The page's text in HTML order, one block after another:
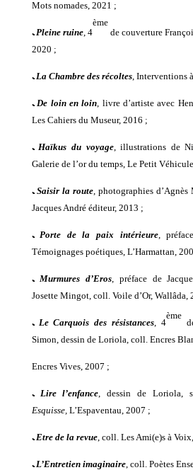
Mots nomades, 2021 ;
ﹳ Pleine ruine, 4
ème
de couverture
2020 ;
ﹳ La Chambre des récoltes, Interventions
ﹳ De loin en loin, livre d’artiste avec
Les Cahiers du Museur, 2016 ;
ﹳ Haïkus du voyage, illustrations de
Galerie de l’or du temps, Le Petit
ﹳ Saisir la route, photographies
Jacques André éditeur, 2013 ;
ﹳ Porte de la paix intérieure,
Témoignages poétiques, L’Harmattan,
ﹳ Murmures d’Eros, préface de
Josette Mingot, coll. Voile d’Or, Wallâda,
ﹳ Le Carquois des résistances, 4
ème
Simon, dessin de Loriola, coll. Encres
Encres Vives, 2007 ;
ﹳ Lire l’enfance, dessin de Loriola,
Esquisse, L’Espaventau, 2007 ;
ﹳ Etre de la revue, coll. Les Ami(e)s à
ﹳ L’Entretien imaginaire, coll. Poètes